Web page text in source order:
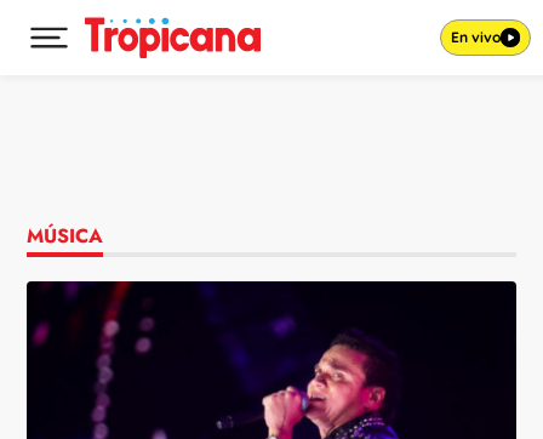
Desplegar menú principal En vivo
MÚSICA